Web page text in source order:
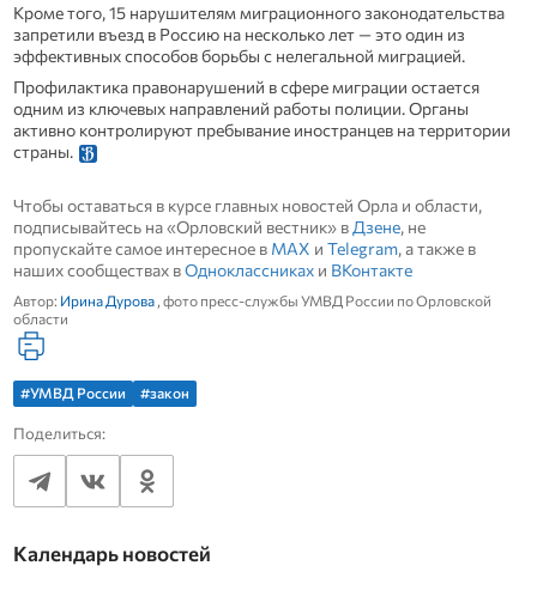
Кроме того, 15 нарушителям миграционного законодательства
запретили въезд в Россию на несколько лет — это один из
эффективных способов борьбы с нелегальной миграцией.
Профилактика правонарушений в сфере миграции остается
одним из ключевых направлений работы полиции. Органы
активно контролируют пребывание иностранцев на территории
страны.
Чтобы оставаться в курсе главных новостей Орла и области,
подписывайтесь на «Орловский вестник» в Дзене, не
пропускайте самое интересное в MAX и Telegram, а также в
наших сообществах вОдноклассникахи ВКонтакте
Автор: Ирина Дурова, фото пресс-службы УМВД России по Орловской
области
#УМВД России #закон
Поделиться:
Календарь новостей